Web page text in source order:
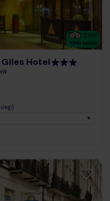
3.3/5
9343 opinie
Giles Hotel